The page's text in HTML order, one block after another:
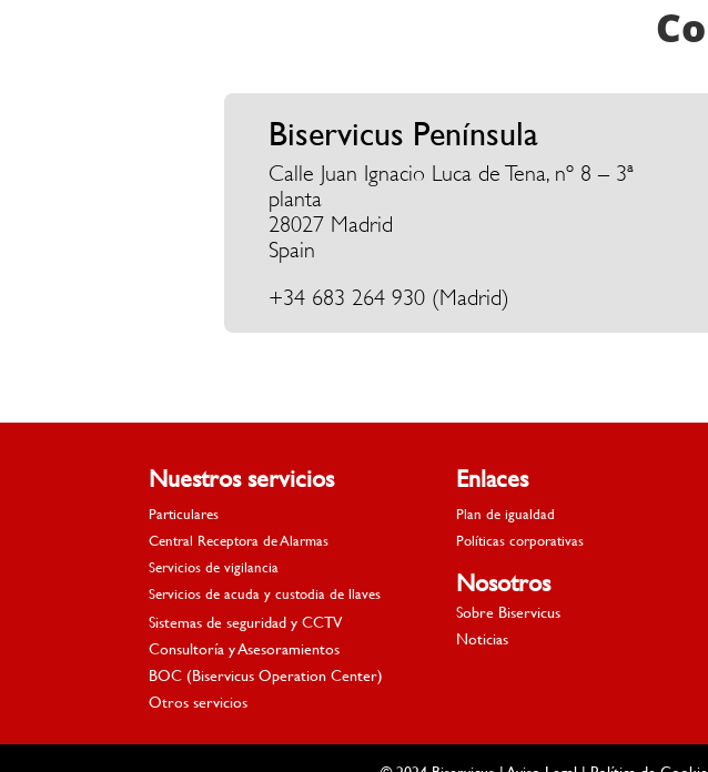
Biservicus Península
Calle Juan Ignacio Luca de Tena, nº 8 – 3ª
planta
28027 Madrid
Spain
+34 683 264 930(Madrid)
Nuestros servicios
Particulares
Central Receptora de Alarmas
Servicios de vigilancia
Servicios de acuda y custodia de llaves
Sistemas de seguridad y CCTV
Consultoría y Asesoramientos
BOC (Biservicus Operation Center)
Otros servicios
Enlaces
Plan de igualdad
Políticas corporativas
Nosotros
Sobre Biservicus
Noticias